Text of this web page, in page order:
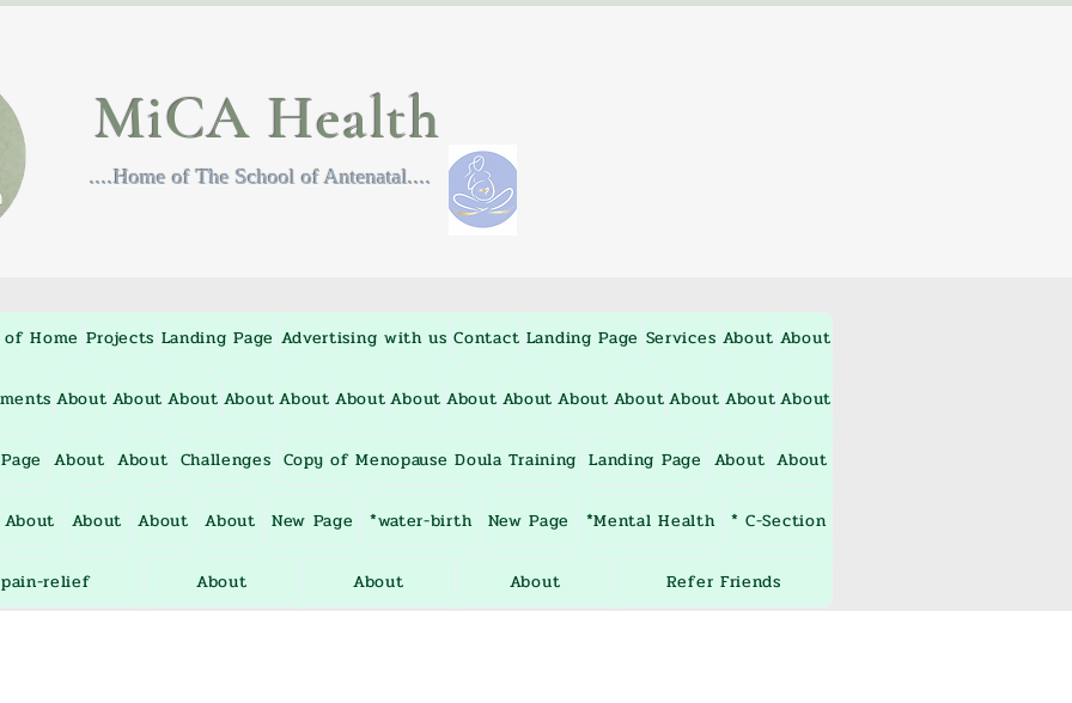
MiCA Health
....Home of The School of Antenatal....
of Home Projects Landing Page Advertising with us Contact Landing Page Services About About
About About About About About About About About About About About About About About
About About Challenges Copy of Menopause Doula Training Landing Page About About
About About About About New Page *water-birth New Page *Mental Health * C-Section
relief About About About Refer Friends